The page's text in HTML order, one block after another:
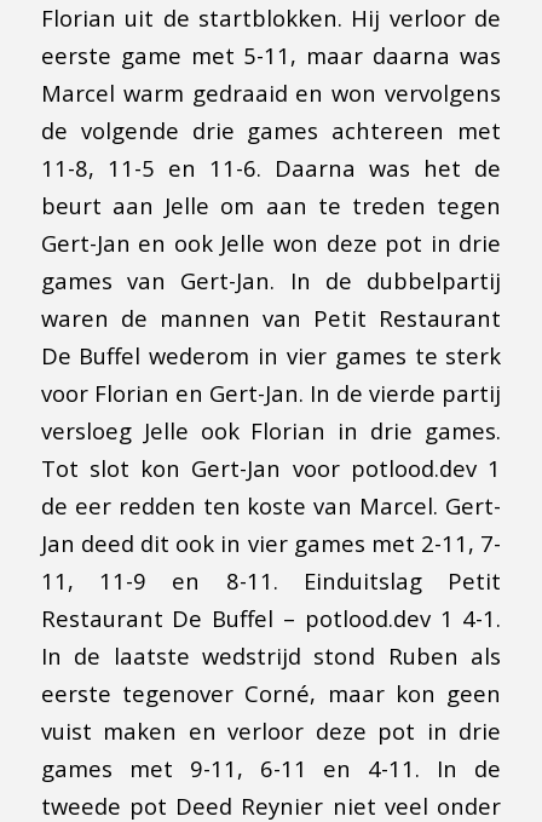
Florian uit de startblokken. Hij verloor de
eerste game met 5-11, maar daarna was
Marcel warm gedraaid en won vervolgens
de volgende drie games achtereen met
11-8, 11-5 en 11-6. Daarna was het de
beurt aan Jelle om aan te treden tegen
Gert-Jan en ook Jelle won deze pot in drie
games van Gert-Jan. In de dubbelpartij
waren de mannen van Petit Restaurant
De Buffel wederom in vier games te sterk
voor Florian en Gert-Jan. In de vierde partij
versloeg Jelle ook Florian in drie games.
Tot slot kon Gert-Jan voor potlood.dev 1
de eer redden ten koste van Marcel. Gert-
Jan deed dit ook in vier games met 2-11, 7-
11, 11-9 en 8-11. Einduitslag Petit
Restaurant De Buffel – potlood.dev 1 4-1.
In de laatste wedstrijd stond Ruben als
eerste tegenover Corné, maar kon geen
vuist maken en verloor deze pot in drie
games met 9-11, 6-11 en 4-11. In de
tweede pot Deed Reynier niet veel onder